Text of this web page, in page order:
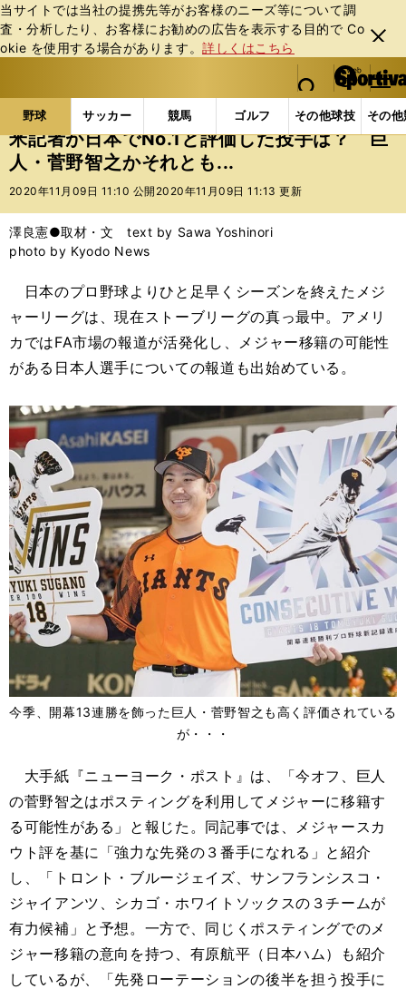
当サイトでは当社の提携先等がお客様のニーズ等について調
査・分析したり、お客様にお勧めの広告を表⽰する⽬的で Co
okie を使⽤する場合があります。詳しくはこちら
閉じ
る
web Sportiva (webスポルティーバ)
検索
マイペ
ー
ジ
メニュ
野球 サッカー 競馬 ゴルフ その他球技 その
b
ス
ポ
ル
バ
野球の記事一覧 プロ野球 米記者が日本でNo.1と評
米記者が日本でNo.1と評価した投手は？ 巨
人・菅野智之かそれとも...
2020年11月09日 11:10 公開 2020年11月09日 11:13 更新
澤良憲●取材・文 text by Sawa Yoshinori
photo by Kyodo News
日本のプロ野球よりひと足早くシーズンを終えたメジ
ャーリーグは、現在ストーブリーグの真っ最中。アメリ
カではFA市場の報道が活発化し、メジャー移籍の可能性
がある日本人選手についての報道も出始めている。
今季、開幕13連勝を飾った巨人・菅野智之も高く評価されている
が・・・
大手紙『ニューヨーク・ポスト』は、「今オフ、巨人
の菅野智之はポスティングを利用してメジャーに移籍す
る可能性がある」と報じた。同記事では、メジャースカ
ウト評を基に「強力な先発の３番手になれる」と紹介
し、「トロント・ブルージェイズ、サンフランシスコ・
ジャイアンツ、シカゴ・ホワイトソックスの３チームが
有力候補」と予想。一方で、同じくポスティングでのメ
ジャー移籍の意向を持つ、有原航平（日本ハム）も紹介
しているが、「先発ローテーションの後半を担う投手に